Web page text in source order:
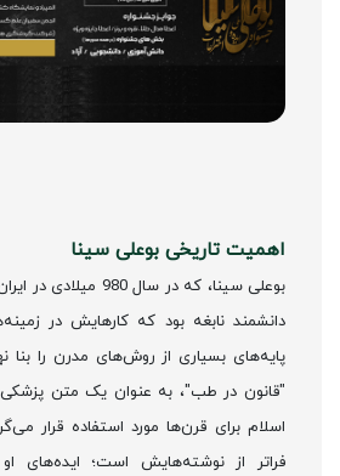
اهمیت تاریخی بوعلی سینا
بوعلی سینا، که در سال
دانشمند نابغه بود که کارهایش در
پایه‌های بسیاری از روش‌های مدرن را بنا
"قانون در طب"، به عنوان یک متن پزشکی
اسلام برای قرن‌ها مورد استفاده قرار
فراتر از نوشته‌هایش است؛ ایده‌های